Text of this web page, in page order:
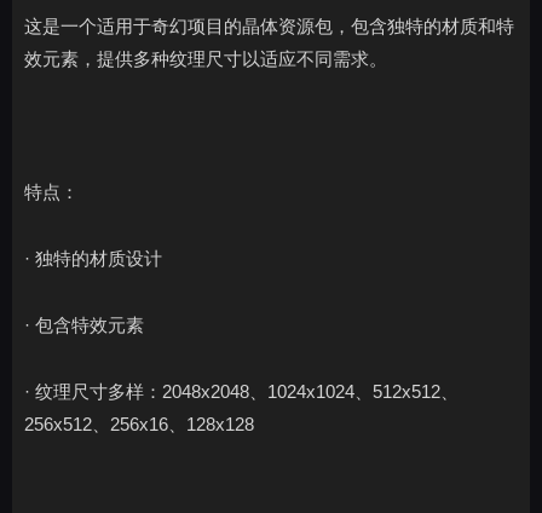
这是一个适用于奇幻项目的晶体资源包，包含独特的材质和特
效元素，提供多种纹理尺寸以适应不同需求。
特点：
· 独特的材质设计
· 包含特效元素
· 纹理尺寸多样：2048x2048、1024x1024、512x512、
256x512、256x16、128x128